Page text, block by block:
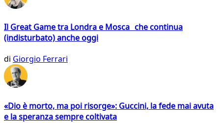
Il Great Game tra Londra e Mosca che continua
(indisturbato) anche oggi
di Giorgio Ferrari
«Dio è morto, ma poi risorge»: Guccini, la fede mai avuta
e la speranza sempre coltivata